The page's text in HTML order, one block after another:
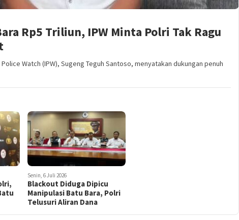
Rp5 Triliun, IPW Minta Polri Tak Ragu
Watch (IPW), Sugeng Teguh Santoso, menyatakan dukungan penuh
Senin, 6 Juli 2026
Blackout Diduga Dipicu
Manipulasi Batu Bara, Polri
Telusuri Aliran Dana